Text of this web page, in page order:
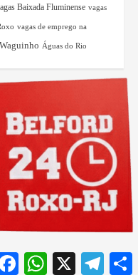
Baixada Fluminense vagas
vagas de emprego na
Waguinho Águas do Rio
FacebookWhatsApp
X